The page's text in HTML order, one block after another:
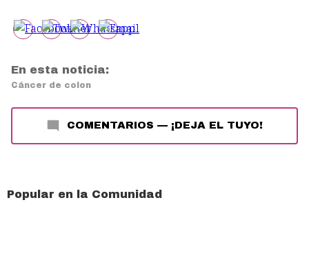
En esta noticia:
Cáncer de colon
COMENTARIOS — ¡DEJA EL TUYO!
Popular en la Comunidad